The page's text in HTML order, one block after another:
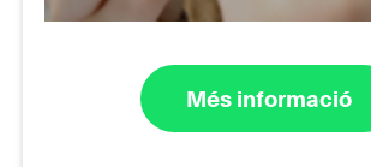
Més informació